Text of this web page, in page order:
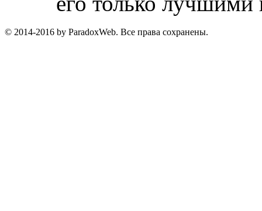
© 2014-2016 by ParadoxWeb. Все права сохранены.